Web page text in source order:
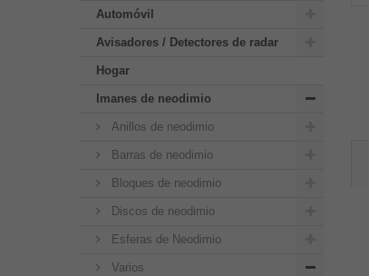
Automóvil
Avisadores / Detectores de radar
Hogar
Imanes de neodimio
Anillos de neodimio
Barras de neodimio
Bloques de neodimio
Discos de neodimio
Esferas de Neodimio
Varios